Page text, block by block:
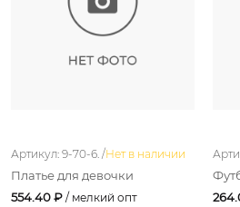
Артикул: 9-70-6. /Нет в наличии
Платье для девочки
554.40 ₽ / мелкий опт